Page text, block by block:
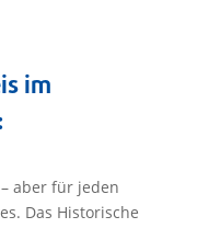
im
aber für jeden
Das Historische